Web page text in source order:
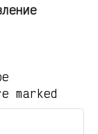
marked